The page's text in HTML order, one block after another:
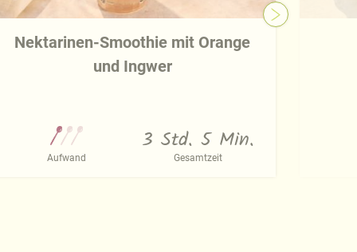
Nektarinen-Smoothie mit Orange
und Ingwer
Aufwand
3 Std. 5 Min.
Gesamtzeit